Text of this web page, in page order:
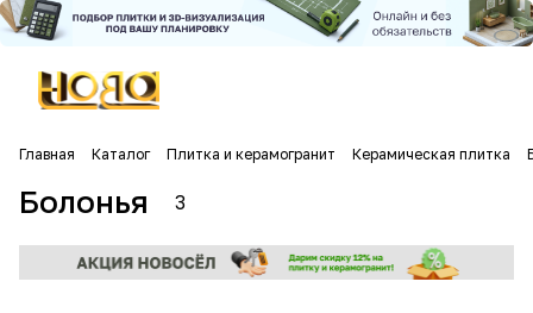
Главная Каталог Плитка и керамогранит Керамическая плитка
Болонья 3